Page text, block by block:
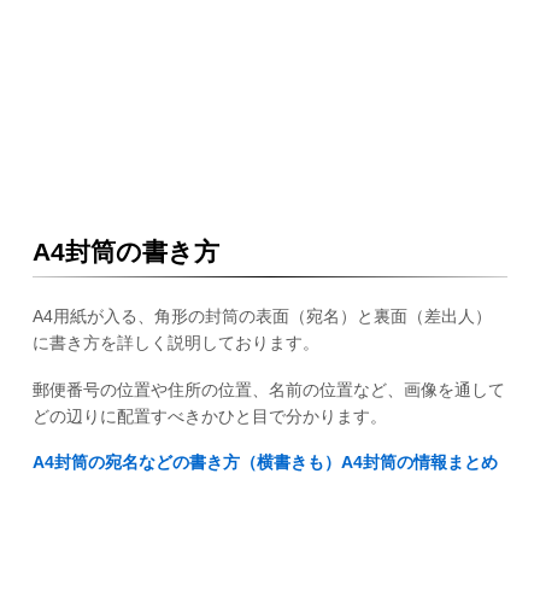
A4封筒の書き方
A4用紙が入る、角形の封筒の表面（宛名）と裏面（差出人）
に書き方を詳しく説明しております。
郵便番号の位置や住所の位置、名前の位置など、画像を通して
どの辺りに配置すべきかひと目で分かります。
A4封筒の宛名などの書き方（横書きも）A4封筒の情報まとめ